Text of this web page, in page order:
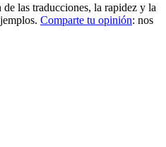
las traducciones, la rapidez y la
Comparte tu opinión: nos